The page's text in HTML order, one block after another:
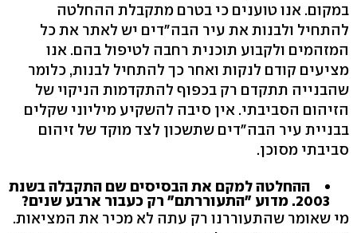
במקום. אנו טוענים כי בטרם מתקבלת ההחלטה
להתחיל ולבנות את עיר הבה"דים יש לאתר את כל
המזהמים ולקבוע תוכנית רחבה לטיפול בהם. אנו
מציעים קודם לנקות ואחר כך להתחיל לבנות, כלומר
שהבנייה תתקדם רק בכפוף להתקדמות הניקוי של
הזיהום הסביבתי. אין סיבה להשקיע מיליוני שקלים
בבניית עיר הבה"דים שתשכון לצד מוקד של זיהום
סביבתי מסוכן.
ההחלטה למקם את הבסיסים שם התקבלה בשנת
2003. מדוע "התעוררתם" רק כעבור ארבע שנים?
מי שאומר שהתעוררנו רק עתה לא מכיר את המציאות.